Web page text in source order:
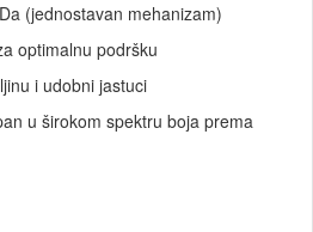
Da (jednostavan mehanizam)
optimalnu podršku
i udobni jastuci
u širokom spektru boja prema